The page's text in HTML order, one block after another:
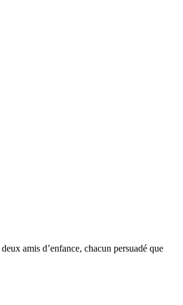
amis d’enfance, chacun persuadé que